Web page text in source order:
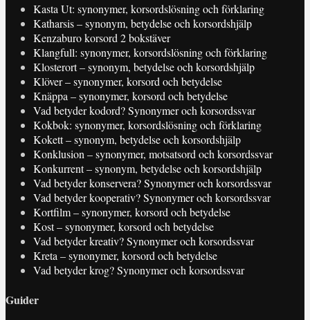
Kasta Ut: synonymer, korsordslösning och förklaring
Katharsis – synonym, betydelse och korsordshjälp
Kenzaburo korsord 2 bokstäver
Klangfull: synonymer, korsordslösning och förklaring
Klosterort – synonym, betydelse och korsordshjälp
Klöver – synonymer, korsord och betydelse
Knäppa – synonymer, korsord och betydelse
Vad betyder kodord? Synonymer och korsordssvar
Kokbok: synonymer, korsordslösning och förklaring
Kokett – synonym, betydelse och korsordshjälp
Konklusion – synonymer, motsatsord och korsordssvar
Konkurrent – synonym, betydelse och korsordshjälp
Vad betyder konservera? Synonymer och korsordssvar
Vad betyder kooperativ? Synonymer och korsordssvar
Kortfilm – synonymer, korsord och betydelse
Kost – synonymer, korsord och betydelse
Vad betyder kreativ? Synonymer och korsordssvar
Kreta – synonymer, korsord och betydelse
Vad betyder krog? Synonymer och korsordssvar
Guider